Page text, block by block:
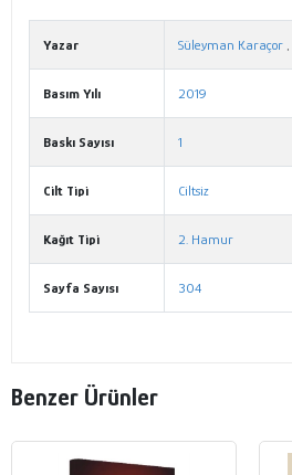
Yazar Süleyman Karaçor ,
Basım Yılı 2019
Baskı Sayısı 1
Cilt Tipi Ciltsiz
Kağıt Tipi 2. Hamur
Sayfa Sayısı 304
Benzer Ürünler